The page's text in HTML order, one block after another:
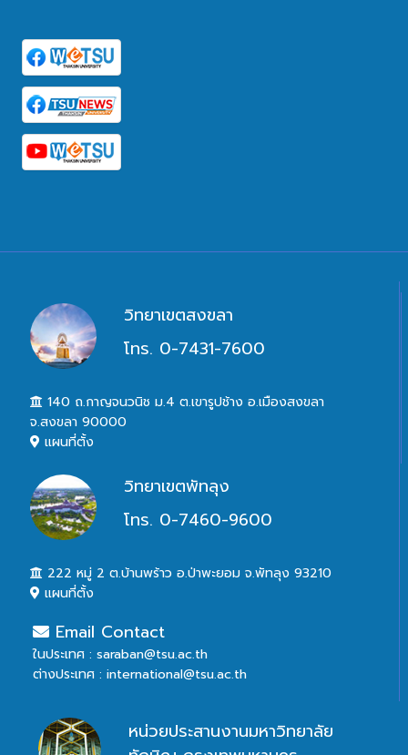
วิทยาเขตสงขลา
โทร. 0-7431-7600
140 ถ.กาญจนวนิช ม.4 ต.เขารูปช้าง อ.เมืองสงขลา
จ.สงขลา 90000
แผนที่ตั้ง
วิทยาเขตพัทลุง
โทร. 0-7460-9600
222 หมู่ 2 ต.บ้านพร้าว อ.ป่าพะยอม จ.พัทลุง 93210
แผนที่ตั้ง
Email Contact
ในประเทศ : saraban@tsu.ac.th
ต่างประเทศ : international@tsu.ac.th
หน่วยประสานงานมหาวิทยาลัย